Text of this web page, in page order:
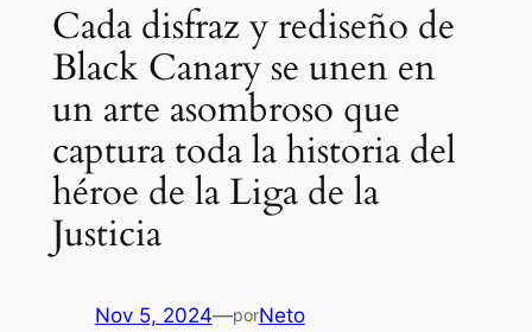
Cada disfraz y rediseño de
Black Canary se unen en
un arte asombroso que
captura toda la historia del
héroe de la Liga de la
Justicia
Nov 5, 2024—porNeto